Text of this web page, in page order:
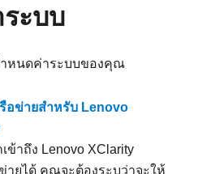
ะบบ
หนดค่าระบบของคุณ
อข่ายสำหรับ Lenovo
ข้าถึง Lenovo XClarity
ายได้ คุณจะต้องระบุว่าจะให้